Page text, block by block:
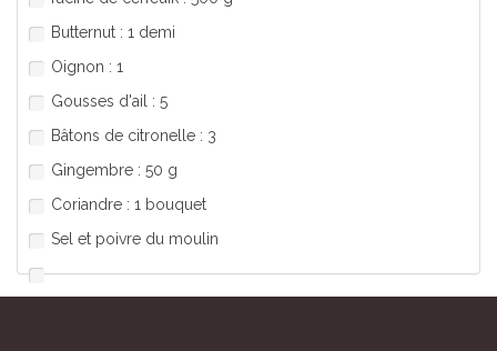
Butternut : 1 demi
Oignon : 1
Gousses d'ail : 5
Bâtons de citronelle : 3
Gingembre : 50 g
Coriandre : 1 bouquet
Sel et poivre du moulin